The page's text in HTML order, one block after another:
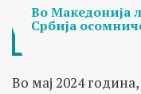
Во Македонија
Србија
Во мај 2024